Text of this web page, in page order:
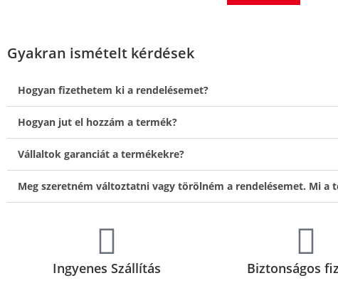
Gyakran ismételt kérdések
Hogyan fizethetem ki a rendelésemet?
Hogyan jut el hozzám a termék?
Vállaltok garanciát a termékekre?
Meg szeretném változtatni vagy törölném a rendelésemet. Mi a
Ingyenes Szállítás Biztonságos